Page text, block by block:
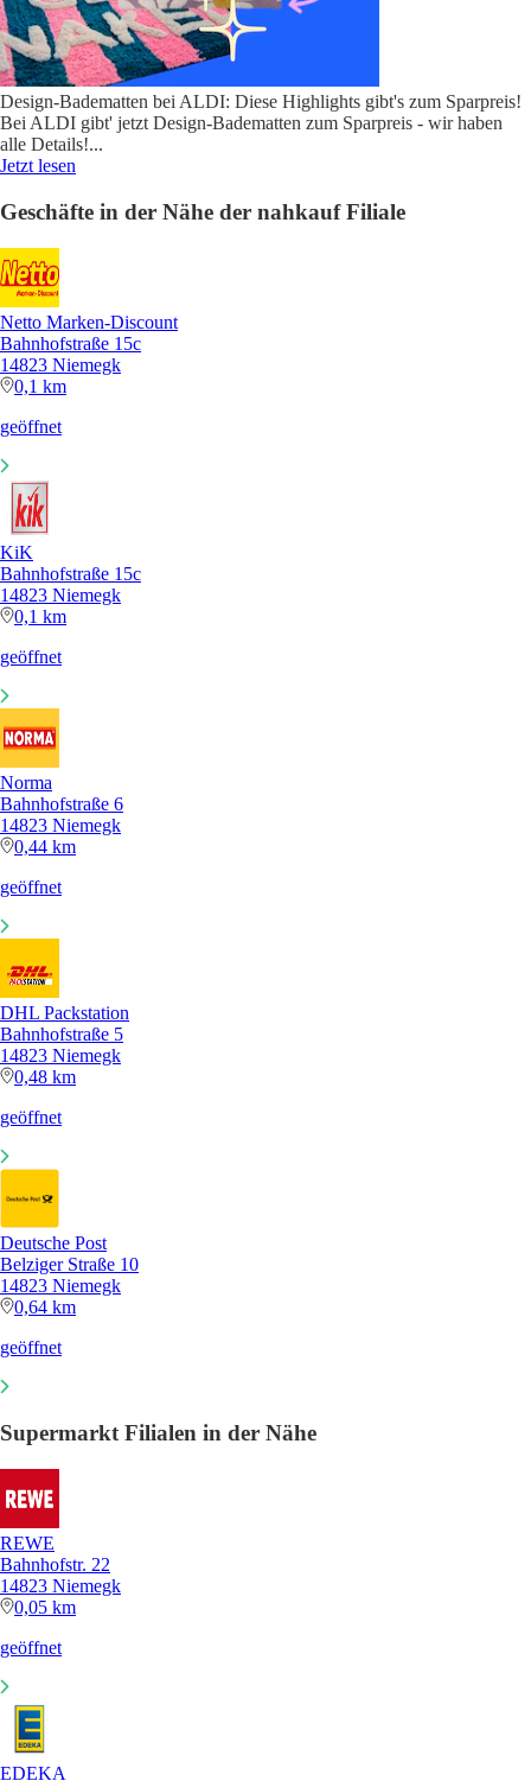
Design-Badematten bei ALDI: Diese Highlights gibt's zum Sparpreis!
Bei ALDI gibt' jetzt Design-Badematten zum Sparpreis - wir haben
alle Details!...
Jetzt lesen
Geschäfte in der Nähe der nahkauf Filiale
Netto Marken-Discount
Bahnhofstraße 15c
14823 Niemegk
0,1 km
geöffnet
KiK
Bahnhofstraße 15c
14823 Niemegk
0,1 km
geöffnet
Norma
Bahnhofstraße 6
14823 Niemegk
0,44 km
geöffnet
DHL Packstation
Bahnhofstraße 5
14823 Niemegk
0,48 km
geöffnet
Deutsche Post
Belziger Straße 10
14823 Niemegk
0,64 km
geöffnet
Supermarkt Filialen in der Nähe
REWE
Bahnhofstr. 22
14823 Niemegk
0,05 km
geöffnet
EDEKA